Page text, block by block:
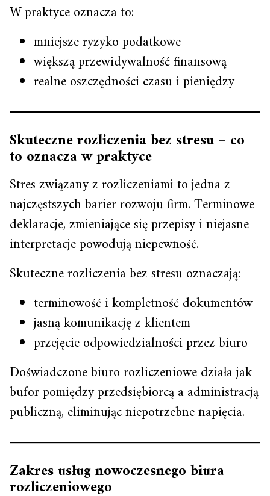
W praktyce oznacza to:
mniejsze ryzyko podatkowe
większą przewidywalność finansową
realne oszczędności czasu i pieniędzy
Skuteczne rozliczenia bez stresu – co
to oznacza w praktyce
Stres związany z rozliczeniami to jedna z
najczęstszych barier rozwoju firm. Terminowe
deklaracje, zmieniające się przepisy i niejasne
interpretacje powodują niepewność.
Skuteczne rozliczenia bez stresu oznaczają:
terminowość i kompletność dokumentów
jasną komunikację z klientem
przejęcie odpowiedzialności przez biuro
Doświadczone biuro rozliczeniowe działa jak
bufor pomiędzy przedsiębiorcą a administracją
publiczną, eliminując niepotrzebne napięcia.
Zakres usług nowoczesnego biura
rozliczeniowego